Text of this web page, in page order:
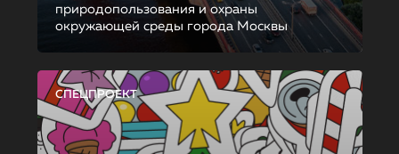
природопользования и охраны
окружающей среды города Москвы
СПЕЦПРОЕКТ